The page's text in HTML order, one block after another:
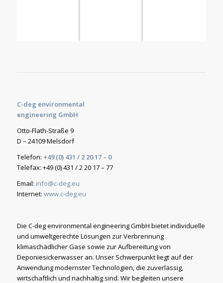
C-deg environmental
engineering GmbH
Otto-Flath-Straße 9
D – 24109 Melsdorf
Telefon: +49 (0) 431 / 2 20 17 – 0
Telefax: +49 (0) 431 / 2 20 17 – 77
Email: info@c-deg.eu
Internet: www.c-deg.eu
Die C-deg environmental engineering GmbH bietet individuelle
und umweltgerechte Lösungen zur Verbrennung
klimaschädlicher Gase sowie zur Aufbereitung von
Deponiesickerwasser an. Unser Schwerpunkt liegt auf der
Anwendung modernster Technologien, die zuverlässig,
wirtschaftlich und nachhaltig sind. Wir begleiten unsere